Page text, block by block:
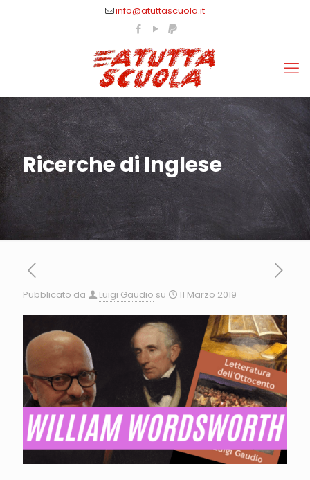
info@atuttascuola.it
Ricerche di Inglese
Pubblicato da Luigi Gaudio su 11 Marzo 2019